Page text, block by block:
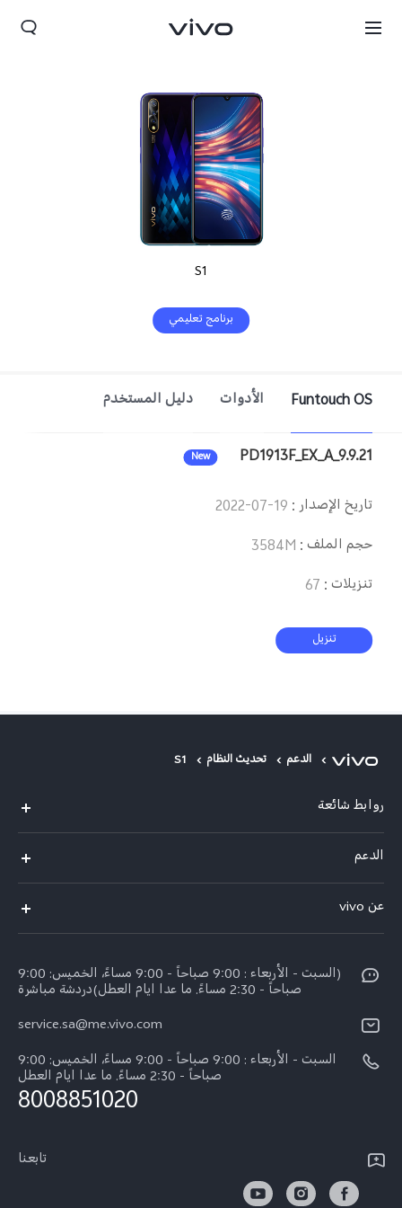
Saudi Arabia (AR) | حدد البلد/المنطقة
S1
برنامج تعليمي
Funtouch OS الأدوات دليل المستخدم
PD1913F_EX_A_9.9.21
New
تاريخ الإصدار:
2022-07-19
حجم الملف :
3584M
تنزيلات:
67
تنزيل
الدعم تحديث النظام S1
روابط شائعة
X200 FE (New)
Y39 5G
Y04
V40 5G
V40 Lite 5G
الدعم
مراكز الصيانة
Funtouch OS
أسعار قطع الغيار
تحديثات النظام
بيان الخصوصية بشأن خدمة العملاء
تنزيل جداول LUT لاستعادة السجل
عن vivo
الأخبار
الإشعارات القانونية
نبذة عنا
الأخبار
(السبت - الأربعاء : 9:00 صباحاً - 9:00 مساءً، الخميس: 9:00
صباحاً - 2:30 مساءً. ما عدا ايام العطل)دردشة مباشرة
service.sa@me.vivo.com
السبت - الأربعاء : 9:00 صباحاً - 9:00 مساءً، الخميس: 9:00
صباحاً - 2:30 مساءً. ما عدا ايام العطل
8008851020
تابعنا